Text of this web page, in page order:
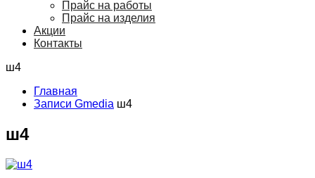
Прайс на работы
Прайс на изделия
Акции
Контакты
ш4
Главная
Записи Gmedia ш4
ш4